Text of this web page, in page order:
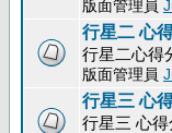
版面管理員
行星二 心
行星二心得
版面管理員
行星三 心
行星三 心